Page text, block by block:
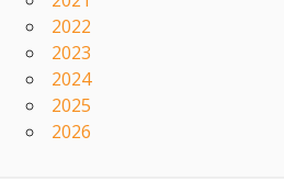
2022
2023
2024
2025
2026